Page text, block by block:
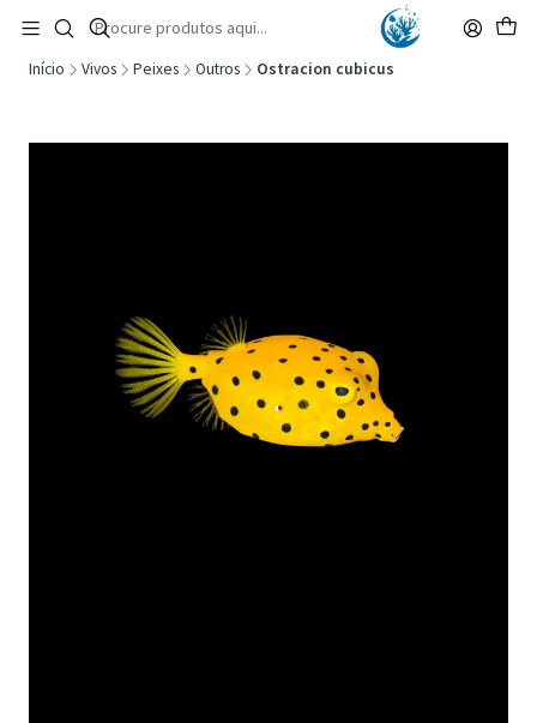
🚚 Portugal Continental: Portes Grátis desde 149,90€ (Envio extresso: 14,90€)
Ler mais
Início Vivos Peixes Outros Ostracion cubicus